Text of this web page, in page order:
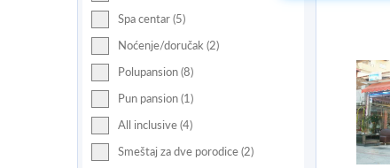
Spa centar (5)
Noćenje/doručak (2)
Polupansion (8)
Pun pansion (1)
All inclusive (4)
Smeštaj za dve porodice (2)